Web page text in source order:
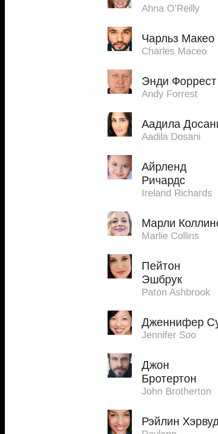
Ahna O'Reilly
Чарльз Макео
Charles Maceo
Энди Форрест
Andy Forrest
Аадила
Aadila Dosani
Айрленд
Ричардс
Ireland Richards
Марли
Marlie Collins
Пейтон
Эшбрук
Paton Ashbrook
Дженнифер
Jennifer Soo
Джон
Бротертон
John Brotherton
Рэйлин